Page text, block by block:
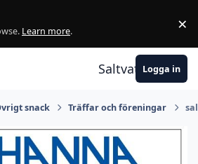
Learn more. ×
Logga in
snack Träffar och föreningar